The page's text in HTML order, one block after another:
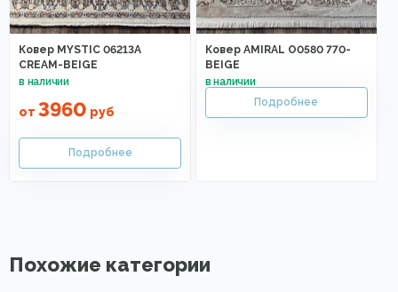
Ковер MYSTIC 06213A
CREAM-BEIGE
от 3960 руб
Ковер AMIRAL O0580 770-
BEIGE
Похожие категории